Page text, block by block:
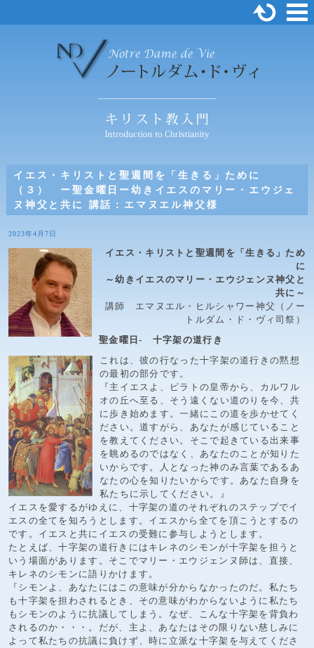
イエス・キリストと聖週間を「生きる」ために
（３） ー聖金曜日ー幼きイエスのマリー・エウジェ
ヌ神父と共に 講話：エマヌエル神父様
2023年4月7日
イエス・キリストと聖週間を「生きる」ため
に
～幼きイエスのマリー・エウジェンヌ神父と
共に～
講師 エマヌエル・ヒルシャワー神父（ノー
トルダム・ド・ヴィ司祭）
聖金曜日- 十字架の道行き
これは、彼の行なった十字架の道行きの黙想
の最初の部分です。
『主イエスよ、ピラトの皇帝から、カルワル
オの丘へ至る、そう遠くない道のりを今、共
に歩き始めます。一緒にこの道を歩かせてく
ださい。道すがら、あなたが感じていること
を教えてください。そこで起きている出来事
を眺めるのではなく、あなたのことが知りた
いからです。人となった神のみ言葉であるあ
なたの心を知りたいからです。あなた自身を
私たちに示してください。』
イエスを愛するがゆえに、十字架の道のそれぞれのステップでイ
エスの全てを知ろうとします。イエスから全てを頂こうとするの
です。イエスと共にイエスの受難に参与しようとします。
たとえば、十字架の道行きにはキレネのシモンが十字架を担うと
いう場面があります。そこでマリー・エウジェンヌ師は、直接、
キレネのシモンに語りかけます。
『シモンよ、あなたにはこの意味が分からなかったのだ。私たち
も十字架を担わされるとき、その意味がわからないように私たち
もシモンのように抗議してしまう。なぜ、こんな十字架を背負わ
されるのか・・・。だが、主よ、あなたはその限りない慈しみに
よって私たちの抗議に負けず、時に立派な十字架を与えてくださ